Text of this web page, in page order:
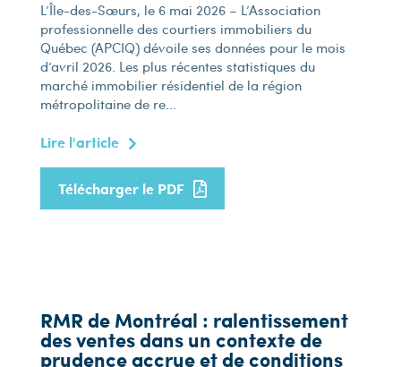
L’Île-des-Sœurs, le 6 mai 2026 – L’Association
professionnelle des courtiers immobiliers du
Québec (APCIQ) dévoile ses données pour le mois
d’avril 2026. Les plus récentes statistiques du
marché immobilier résidentiel de la région
métropolitaine de re...
Lire l'article
Télécharger le PDF
RMR de Montréal : ralentissement
des ventes dans un contexte de
prudence accrue et de conditions